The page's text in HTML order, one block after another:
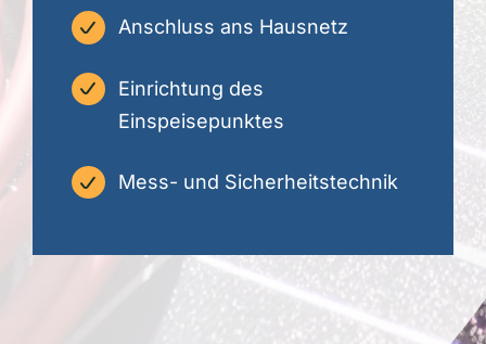
Anschluss ans Hausnetz
Einrichtung des
Einspeisepunktes
Mess- und Sicherheitstechnik